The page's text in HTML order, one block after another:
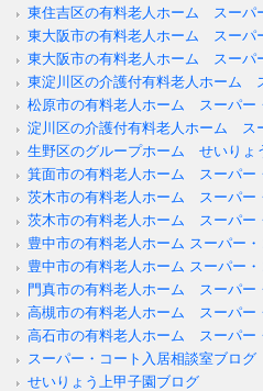
東住吉区の有料老人ホーム スーパ
東大阪市の有料老人ホーム スーパ
東大阪市の有料老人ホーム スーパ
東淀川区の介護付有料老人ホーム
松原市の有料老人ホーム スーパー
淀川区の介護付有料老人ホーム ス
生野区のグループホーム せいりょ
箕面市の有料老人ホーム スーパー
茨木市の有料老人ホーム スーパー
茨木市の有料老人ホーム スーパー
豊中市の有料老人ホーム スーパー
豊中市の有料老人ホーム スーパー
門真市の有料老人ホーム スーパー
高槻市の有料老人ホーム スーパー
高石市の有料老人ホーム スーパー
スーパー・コート入居相談室ブログ
せいりょう上甲子園ブログ